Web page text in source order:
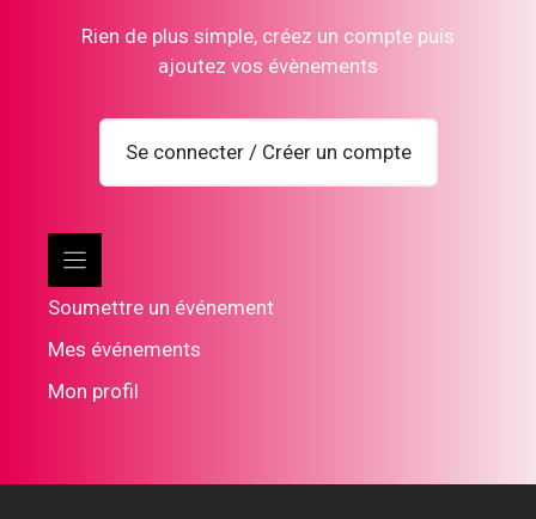
Rien de plus simple, créez un compte puis
ajoutez vos évènements
Se connecter / Créer un compte
Soumettre un événement
Mes événements
Mon profil